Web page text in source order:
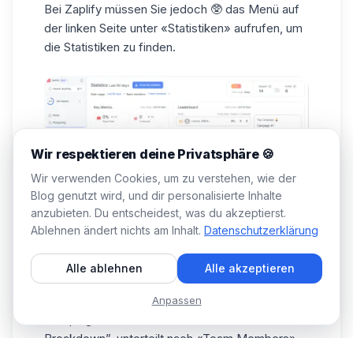
Bei Zaplify müssen Sie jedoch 🥸 das Menü auf
der linken Seite unter «Statistiken» aufrufen, um
die Statistiken zu finden.
die Teammitglieder auswählen. 👆
Dieses Dashboard besteht aus mehreren
Bereichen: «Key Metrics», “Leaderboard”, “Top
Wir respektieren deine Privatsphäre 🍪
Wir verwenden Cookies, um zu verstehen, wie der
Blog genutzt wird, und dir personalisierte Inhalte
anzubieten. Du entscheidest, was du akzeptierst.
Ablehnen ändert nichts am Inhalt. Datenschutzerklärung
Alle ablehnen Alle akzeptieren
Anpassen